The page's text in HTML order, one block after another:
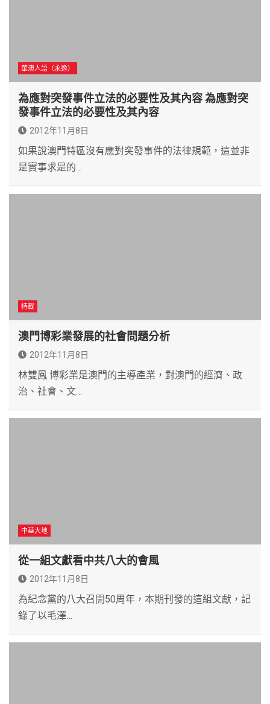
華澳人語（永逸）
為應對突發事件立法的必要性及其內容 為應對突
發事件立法的必要性及其內容
2012年11月8日
如果說澳門特區沒有應對突發事件的法律規範，這並非
是實事求是的…
特載
澳門博彩業發展的社會問題分析
2012年11月8日
林雙鳳 博彩業是澳門的主導產業，對澳門的經濟、政
治、社會、文…
中華大地
從一組文獻看中共八大的會風
2012年11月8日
為紀念黨的八大召開50周年，本期刊發的這組文獻，記
錄了以毛澤…